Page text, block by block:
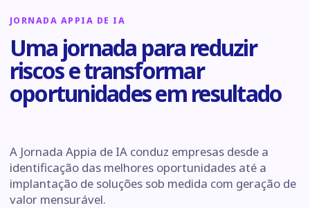
JORNADA APPIA DE IA
Uma jornada para reduzir
riscos e transformar
oportunidades em resultado
A Jornada Appia de IA conduz empresas desde a
identificação das melhores oportunidades até a
implantação de soluções sob medida com geração de
valor mensurável.